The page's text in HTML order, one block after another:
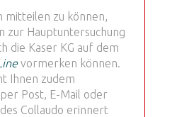
mitteilen zu können,
zur Hauptuntersuchung
die Kaser KG auf dem
vormerken können.
Ihnen zudem
Post, E-Mail oder
Collaudo erinnert